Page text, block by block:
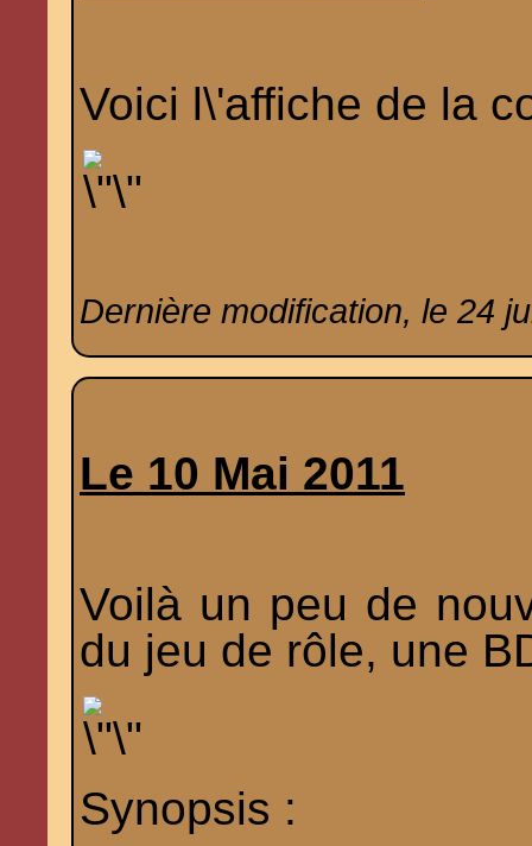
Voici l\'affiche de la
Dernière modification, le 24
Le 10 Mai 2011
Voilà un peu de
du jeu de rôle, une
Synopsis :